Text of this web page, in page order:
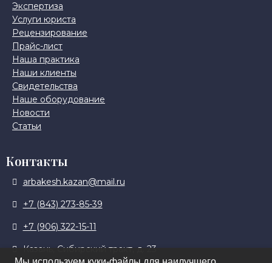
Экспертиза
Услуги юриста
Рецензирование
Прайс-лист
Наша практика
Наши клиенты
Свидетельства
Наше оборудование
Новости
Статьи
Контакты
arbakesh.kazan@mail.ru
+7 (843) 273-85-39
+7 (906) 322-15-11
Казань, Сибирский тракт, д. 23